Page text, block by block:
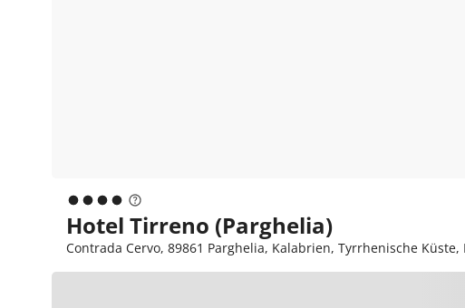
Hotel Tirreno (Parghelia)
Contrada Cervo, 89861 Parghelia, Kalabrien, Tyrrhenische Küste,